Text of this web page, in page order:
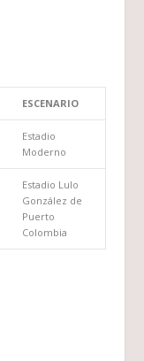
ESCENARIO
Estadio
Moderno
Estadio Lulo
González de
Puerto
Colombia